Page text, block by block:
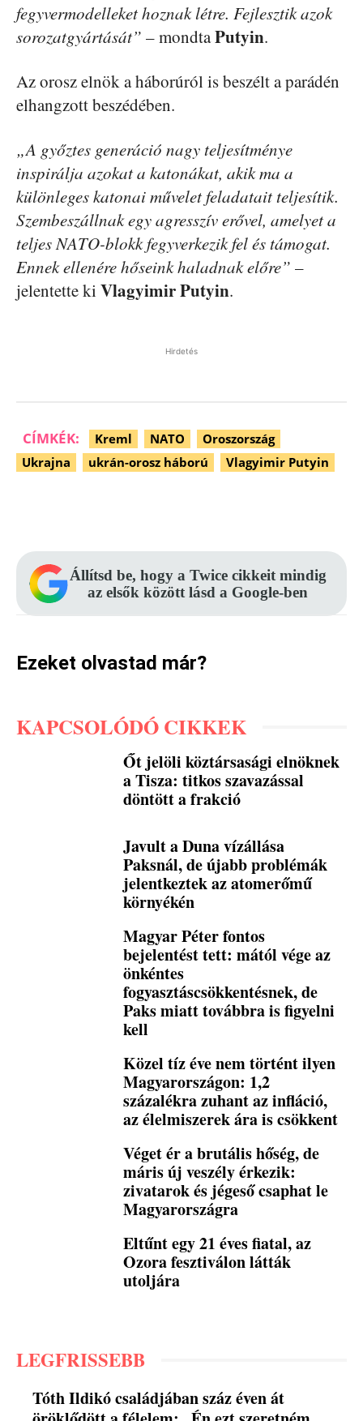
fegyvermodelleket hoznak létre. Fejlesztik azok
sorozatgyártását” – mondtaPutyin.
Az orosz elnök a háborúról is beszélt a parádén
elhangzott beszédében.
„A győztes generáció nagy teljesítménye
inspirálja azokat a katonákat, akik ma a
különleges katonai művelet feladatait teljesítik.
Szembeszállnak egy agresszív erővel, amelyet a
teljes NATO-blokk fegyverkezik fel és támogat.
Ennek ellenére hőseink haladnak előre” –
jelentette ki Vlagyimir Putyin.
Hirdetés
CÍMKÉK: Kreml NATO
Oroszország
Ukrajna
ukrán-orosz háború Vlagyimir Putyin
Állítsd be, hogy a Twice cikkeit mindig
az elsők között lásd a Google-ben
Ezeket olvastad már?
KAPCSOLÓDÓ CIKKEK
Őt jelöli köztársasági elnöknek
a Tisza: titkos szavazással
döntött a frakció
Javult a Duna vízállása
Paksnál, de újabb problémák
jelentkeztek az atomerőmű
környékén
Magyar Péter fontos
bejelentést tett: mától vége az
önkéntes
fogyasztáscsökkentésnek, de
Paks miatt továbbra is figyelni
kell
Közel tíz éve nem történt ilyen
Magyarországon: 1,2
százalékra zuhant az infláció,
az élelmiszerek ára is csökkent
Véget ér a brutális hőség, de
máris új veszély érkezik:
zivatarok és jégeső csaphat le
Magyarországra
Eltűnt egy 21 éves fiatal, az
Ozora fesztiválon látták
utoljára
LEGFRISSEBB
Tóth Ildikó családjában száz éven át